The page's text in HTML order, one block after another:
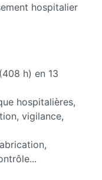
hospitalier
(408 h) en 13
hospitalières,
vigilance,